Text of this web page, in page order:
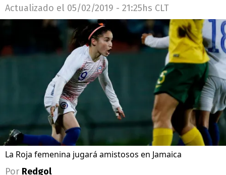
Actualizado el 05/02/2019 - 21:25hs CLT
La Roja femenina jugará amistosos en Jamaica
Por Redgol